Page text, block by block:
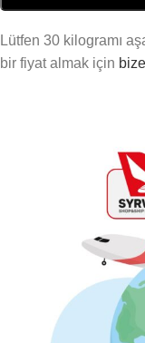
Lütfen 30 kilogramı
bir fiyat almak için